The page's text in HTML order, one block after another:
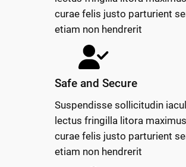
curae felis justo parturient
etiam non hendrerit
Safe and Secure
Suspendisse sollicitudin
lectus fringilla litora maximus
curae felis justo parturient
etiam non hendrerit